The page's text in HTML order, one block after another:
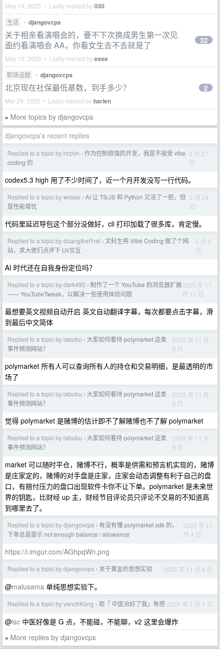
May 13, 2025 • Lastly replied by030
生活 • djangovcps
关于相亲看演唱会的，要不下次换成男生第一次见
面约看演唱会 AA，你看女生去不去就是了
May 10, 2025 • Lastly replied byesee
32
职场话题 • djangovcps
北京现在社保最低基数，到手多少？
Mar 28, 2025 • Lastly replied byharlen
2
» More topics by djangovcps
djangovcps's recent replies
Replied to a topic by hrzlvn › 作为控制欲强的开发，我是不接受 vibe
coding 的
2 月 27
日
codex5.3 high 用了不少时间了，近一个月开发没写一行代码。
Replied to a topic by wsseo › AI 让 TS/JS 和 Python 又活了一把，但
是性能堪忧
2 月 24
日
代码里延迟导包这个部分没做好，cli 打印加载了很多库，肯定慢。
Replied to a topic by duangthef1rst › 文科生用 Vibe Coding 做了个网
站，求大佬们点评下 UI/交互
2 月 9
日
AI 时代还在自我身份定位吗？
Replied to a topic by dark495 › 制作了一个 YouTube 的浏览器扩展
—— YouTubeTweak，以解决一些使用体验问题
2025 年 11
月 11 日
最想要英文视频自动开启 英文自动翻译字幕，每次都要点击字幕，滑
到最后中文简体
Replied to a topic by labubu › 大家如何看待 polymarket 这类
事件预测网站？
2025 年 11 月
9 日
polymarket 所有人可以查询所有人的持仓和交易明细，是最透明的市
场了
Replied to a topic by labubu › 大家如何看待 polymarket 这类
事件预测网站？
2025 年 11 月
9 日
觉得 polymarket 是赌博的估计即不了解赌博也不了解 polymarket
Replied to a topic by labubu › 大家如何看待 polymarket 这类
事件预测网站？
2025 年 11 月
9 日
market 可以随时平仓，赌博不行，概率是供需和预言机实现的，赌博
是庄家定的，赌博的对手盘是庄家，庄家会动态调整有利于自己的盘
口，有赔付压力的盘口出现软件卡你不让下单。polymarket 是未来世
界的钥匙，比财经 up 主，财经节目评论员只评论不交易的不知道高
到哪里去了。
Replied to a topic by djangovcps › 有没有懂 polymarket sdk 的，
下单总是提示 not enough balance / allowance
2025 年 11
月 4 日
https://i.imgur.com/AGhpqWn.png
Replied to a topic by djangovcps › 关于黄金的思想实验 2025 年 11 月 4 日
@malusama 单纯思想实验下。
Replied to a topic by vanchKong › 观「 中医治好了我」有感 2025 年 7 月 1 日
@isc 中医好像是 G 点，不能碰，不能聊，v2 这里会爆炸
» More replies by djangovcps